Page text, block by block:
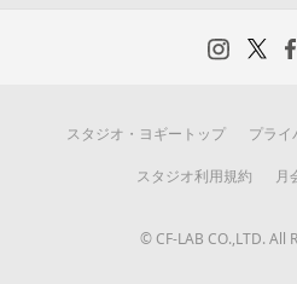
スタジオ・ヨギートップ プライ
スタジオ利用規約 月
© CF-LAB CO.,LTD. All